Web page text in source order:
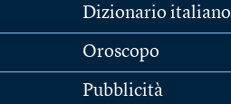
Dizionario italiano
Oroscopo
Pubblicità